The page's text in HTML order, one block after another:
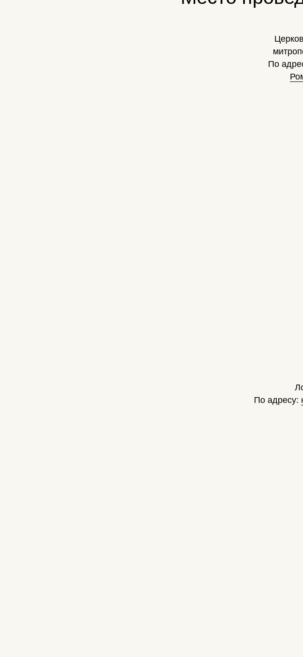
По
По адресу: